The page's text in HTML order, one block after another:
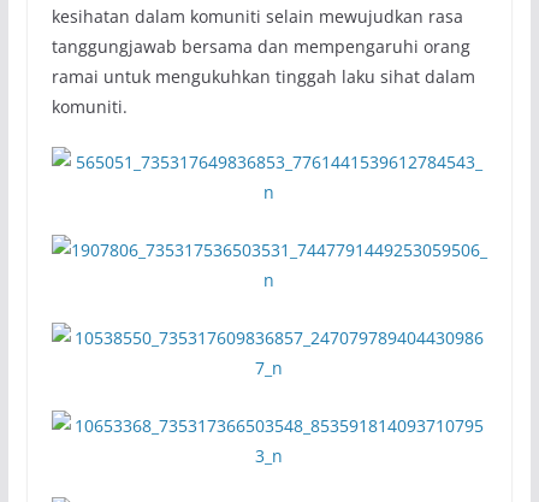
kesihatan dalam komuniti selain mewujudkan rasa
tanggungjawab bersama dan mempengaruhi orang
ramai untuk mengukuhkan tinggah laku sihat dalam
komuniti.